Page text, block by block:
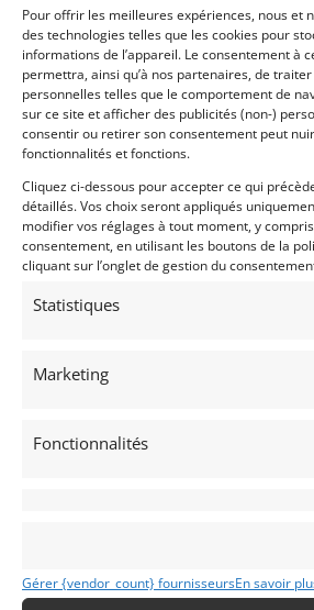
Pour offrir les meilleures expériences, nous et
des technologies telles que les cookies pour
informations de l’appareil. Le consentement à
permettra, ainsi qu’à nos partenaires, de
personnelles telles que le comportement de
sur ce site et afficher des publicités (non-)
consentir ou retirer son consentement peut
fonctionnalités et fonctions.
Cliquez ci-dessous pour accepter ce qui
détaillés. Vos choix seront appliqués
modifier vos réglages à tout moment, y
consentement, en utilisant les boutons de la
cliquant sur l’onglet de gestion du
Statistiques
Marketing
Fonctionnalités
Gérer {vendor_count} fournisseursEn savoir
Carte grise française normale
Rapport Histovec
Toutes les cartes grises (originales
la première
Important lot de factures (les plus
de 1983)
Contrôles techniques
Manuel des accessoires d’époque
Copie du catalogue des pièces
Documentation diverse à propos
Dossier de photos additionnelles
LOT DE BORD
Couvre-capote
situé aux portes de Lyon.